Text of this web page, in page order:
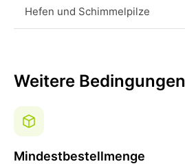
Hefen und Schimmelpilze
Weitere Bedingungen
Mindestbestellmenge